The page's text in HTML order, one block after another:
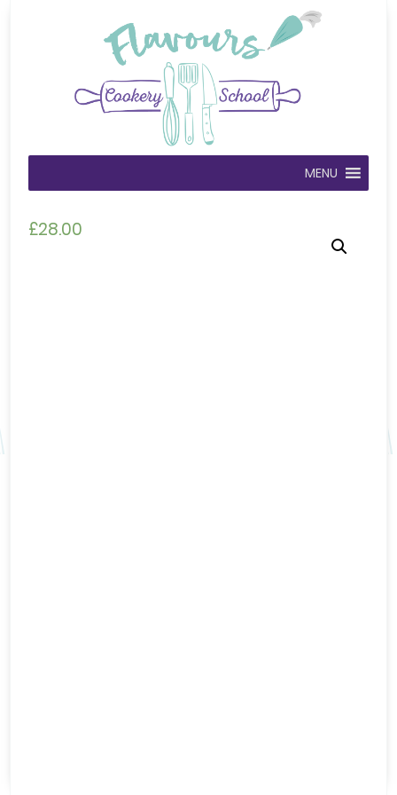
MENU
£28.00